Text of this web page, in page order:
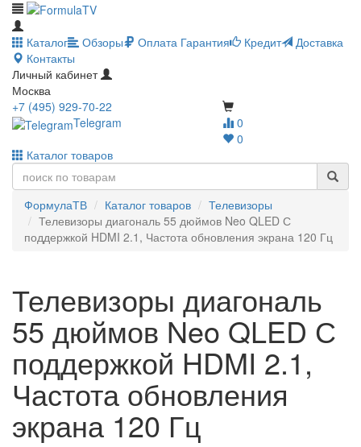
Каталог Обзоры Оплата Гарантия Кредит
Доставка
Контакты
Личный кабинет
Москва
0
0
+7 (495) 929-70-22
Telegram
Каталог товаров
ФормулаТВ Каталог товаров
Телевизоры
Телевизоры диагональ 55 дюймов Neo QLED С
поддержкой HDMI 2.1, Частота обновления экрана 120 Гц
Телевизоры диагональ
55 дюймов Neo QLED С
поддержкой HDMI 2.1,
Частота обновления
экрана 120 Гц